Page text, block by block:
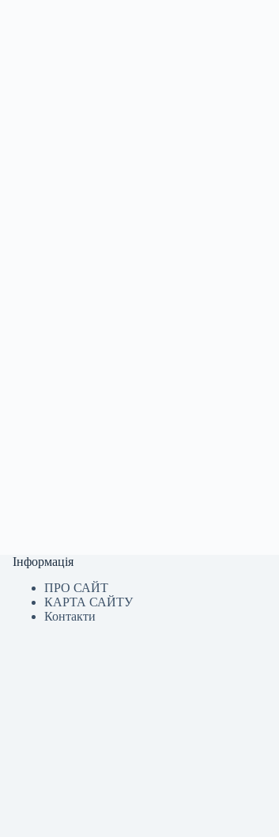
Інформація
ПРО САЙТ
КАРТА САЙТУ
Контакти